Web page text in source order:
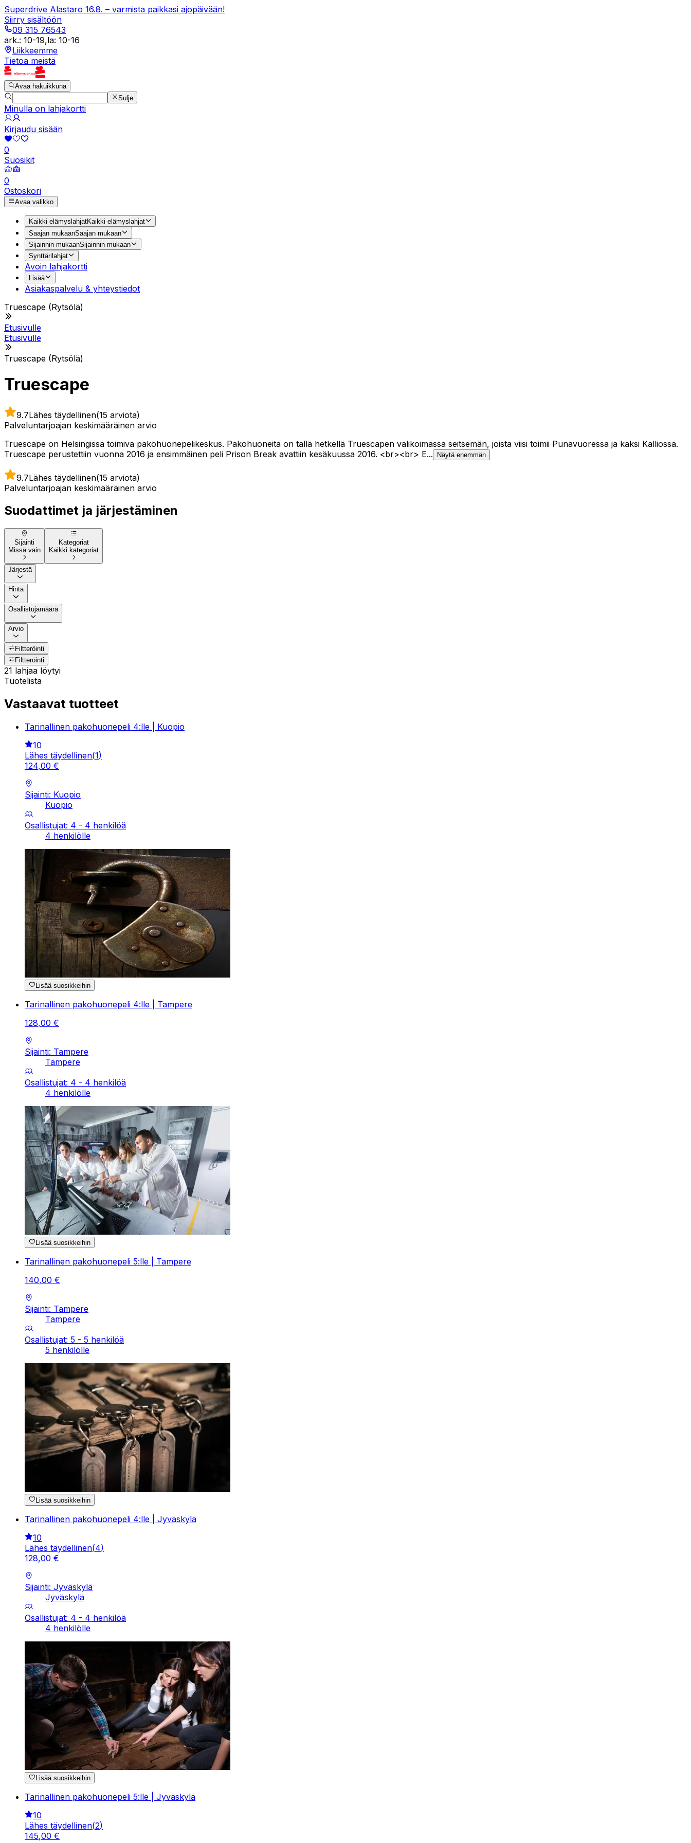
Superdrive Alastaro 16.8. – varmista paikkasi ajopäivään!
Siirry sisältöön
09 315 76543
ark.: 10-19,la: 10-16
Liikkeemme
Tietoa meistä
Avaa hakuikkuna
Sulje
Minulla on lahjakortti
Kirjaudu sisään
0
Suosikit
0
Ostoskori
Avaa valikko
Kaikki elämyslahjatKaikki elämyslahjat
Saajan mukaanSaajan mukaan
Sijainnin mukaanSijainnin mukaan
Synttärilahjat
Avoin lahjakortti
Lisää
Asiakaspalvelu & yhteystiedot
Truescape (Rytsölä)
Etusivulle
Etusivulle
Truescape (Rytsölä)
Truescape
9.7Lähes täydellinen(15 arviota)
Palveluntarjoajan keskimääräinen arvio
Truescape on Helsingissä toimiva pakohuonepelikeskus. Pakohuoneita on tällä hetkellä Truescapen valikoimassa seitsemän, joista viisi toimii Punavuoressa ja kaksi Kalliossa.
Truescape perustettiin vuonna 2016 ja ensimmäinen peli Prison Break avattiin kesäkuussa 2016. <br><br> E...
Näytä enemmän
9.7Lähes täydellinen(15 arviota)
Palveluntarjoajan keskimääräinen arvio
Suodattimet ja järjestäminen
Sijainti
Missä vain
Kategoriat
Kaikki kategoriat
Järjestä
Hinta
Osallistujamäärä
Arvio
Filtteröinti
Filtteröinti
21 lahjaa löytyi
Tuotelista
Vastaavat tuotteet
Tarinallinen pakohuonepeli 4:lle | Kuopio
10
Lähes täydellinen(1)
124,00 €
Sijainti: Kuopio
Kuopio
Osallistujat: 4 - 4 henkilöä
4 henkilölle
Lisää suosikkeihin
Tarinallinen pakohuonepeli 4:lle | Tampere
128,00 €
Sijainti: Tampere
Tampere
Osallistujat: 4 - 4 henkilöä
4 henkilölle
Lisää suosikkeihin
Tarinallinen pakohuonepeli 5:lle | Tampere
140,00 €
Sijainti: Tampere
Tampere
Osallistujat: 5 - 5 henkilöä
5 henkilölle
Lisää suosikkeihin
Tarinallinen pakohuonepeli 4:lle | Jyväskylä
10
Lähes täydellinen(4)
128,00 €
Sijainti: Jyväskylä
Jyväskylä
Osallistujat: 4 - 4 henkilöä
4 henkilölle
Lisää suosikkeihin
Tarinallinen pakohuonepeli 5:lle | Jyväskylä
10
Lähes täydellinen(2)
145,00 €